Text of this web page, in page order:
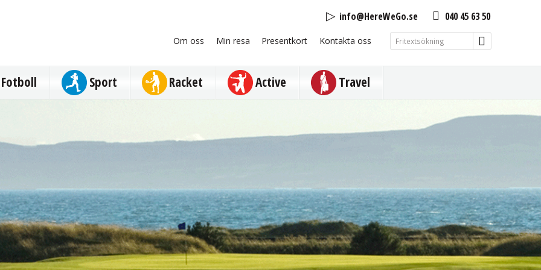
040 45 63 50
info@HereWeGo.se
Om oss Min resa Presentkort Kontakta oss
Fotboll Sport Racket Active Travel